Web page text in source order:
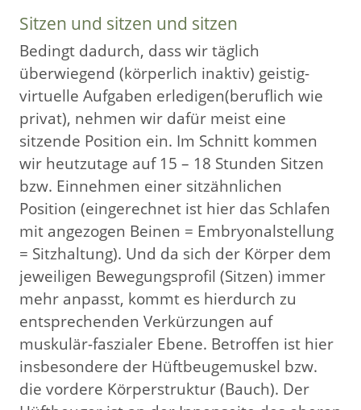
Sitzen und sitzen und sitzen
Bedingt dadurch, dass wir täglich
überwiegend (körperlich inaktiv) geistig-
virtuelle Aufgaben erledigen(beruflich wie
privat), nehmen wir dafür meist eine
sitzende Position ein. Im Schnitt kommen
wir heutzutage auf 15 – 18 Stunden Sitzen
bzw. Einnehmen einer sitzähnlichen
Position (eingerechnet ist hier das Schlafen
mit angezogen Beinen = Embryonalstellung
= Sitzhaltung). Und da sich der Körper dem
jeweiligen Bewegungsprofil (Sitzen) immer
mehr anpasst, kommt es hierdurch zu
entsprechenden Verkürzungen auf
muskulär-faszialer Ebene. Betroffen ist hier
insbesondere der Hüftbeugemuskel bzw.
die vordere Körperstruktur (Bauch). Der